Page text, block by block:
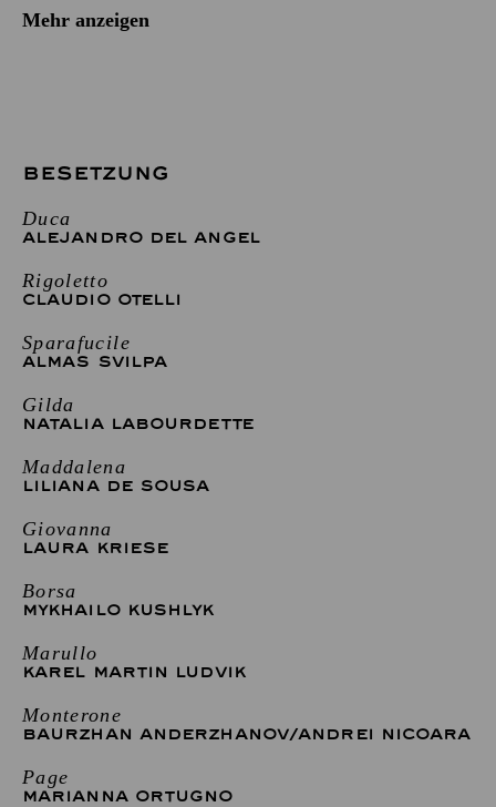
Mehr anzeigen
BESETZUNG
Duca
ALEJANDRO DEL ANGEL
Rigoletto
CLAUDIO OTELLI
Sparafucile
ALMAS SVILPA
Gilda
NATALIA LABOURDETTE
Maddalena
LILIANA DE SOUSA
Giovanna
LAURA KRIESE
Borsa
MYKHAILO KUSHLYK
Marullo
KAREL MARTIN LUDVIK
Monterone
BAURZHAN ANDERZHANOV/ANDREI NICOARA
Page
MARIANNA ORTUGNO